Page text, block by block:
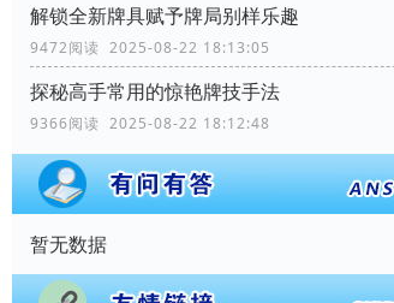
解锁全新牌具赋予牌局别样乐趣
9472阅读 2025-08-22 18:13:05
探秘高手常用的惊艳牌技手法
9366阅读 2025-08-22 18:12:48
暂无数据